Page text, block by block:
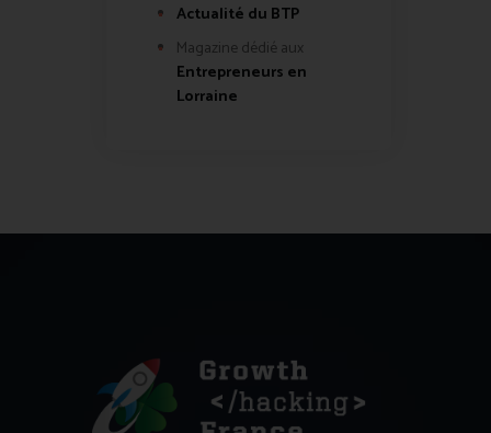
Actualité du BTP
Magazine dédié aux
Entrepreneurs en
Lorraine